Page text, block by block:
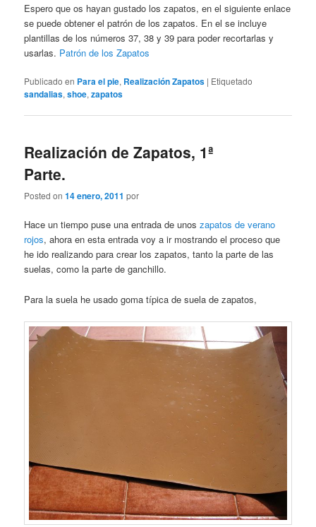
Espero que os hayan gustado los zapatos, en el siguiente enlace
se puede obtener el patrón de los zapatos. En el se incluye
plantillas de los números 37, 38 y 39 para poder recortarlas y
usarlas. Patrón de los Zapatos
Publicado en Para el pie, Realización Zapatos | Etiquetado
sandalias,shoe,zapatos
Realización de Zapatos, 1ª
Parte.
Posted on14 enero, 2011 por
Hace un tiempo puse una entrada de unoszapatos de verano
rojos, ahora en esta entrada voy a ir mostrando el proceso que
he ido realizando para crear los zapatos, tanto la parte de las
suelas, como la parte de ganchillo.
Para la suela he usado goma típica de suela de zapatos,